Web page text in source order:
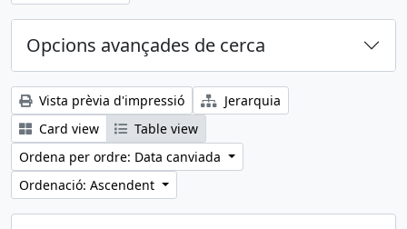
Opcions avançades de cerca
Vista prèvia d'impressió
Jerarquia
Card view
Table view
Ordena per ordre: Data canviada
Ordenació: Ascendent